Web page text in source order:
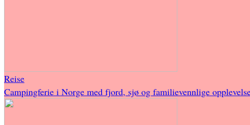
Reise
Campingferie i Norge med fjord, sjø og familievennlige